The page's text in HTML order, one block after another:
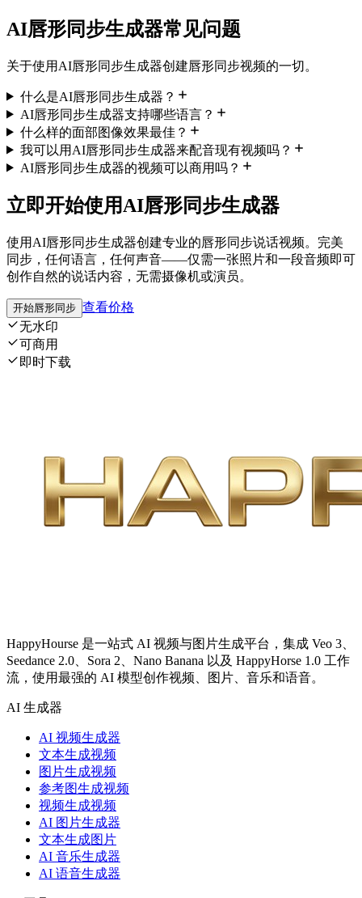
AI唇形同步生成器常见问题
关于使用AI唇形同步生成器创建唇形同步视频的一切。
什么是AI唇形同步生成器？
AI唇形同步生成器支持哪些语言？
什么样的面部图像效果最佳？
我可以用AI唇形同步生成器来配音现有视频吗？
AI唇形同步生成器的视频可以商用吗？
立即开始使用AI唇形同步生成器
使用AI唇形同步生成器创建专业的唇形同步说话视频。完美
同步，任何语言，任何声音——仅需一张照片和一段音频即可
创作自然的说话内容，无需摄像机或演员。
开始唇形同步 查看价格
无水印
可商用
即时下载
HappyHourse 是一站式 AI 视频与图片生成平台，集成 Veo 3、
Seedance 2.0、Sora 2、Nano Banana 以及 HappyHorse 1.0 工作
流，使用最强的 AI 模型创作视频、图片、音乐和语音。
AI 生成器
AI 视频生成器
文本生成视频
图片生成视频
参考图生成视频
视频生成视频
AI 图片生成器
文本生成图片
AI 音乐生成器
AI 语音生成器